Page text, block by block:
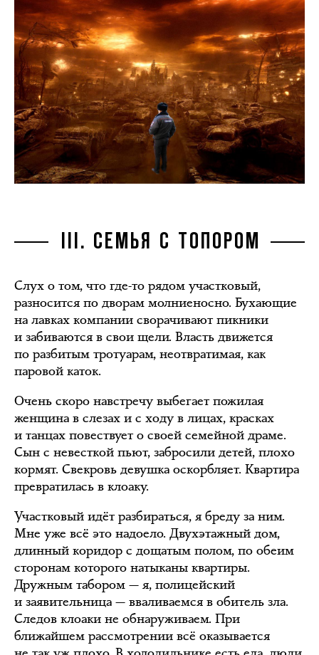
III. СЕМЬЯ С ТОПОРОМ
Слух о том, что где-то рядом участковый,
разносится по дворам молниеносно. Бухающие
на лавках компании сворачивают пикники
и забиваются в свои щели. Власть движется
по разбитым тротуарам, неотвратимая, как
паровой каток.
Очень скоро навстречу выбегает пожилая
женщина в слезах и с ходу в лицах, красках
и танцах повествует о своей семейной драме.
Сын с невесткой пьют, забросили детей, плохо
кормят. Свекровь девушка оскорбляет. Квартира
превратилась в клоаку.
Участковый идёт разбираться, я бреду за ним.
Мне уже всё это надоело. Двухэтажный дом,
длинный коридор с дощатым полом, по обеим
сторонам которого натыканы квартиры.
Дружным табором — я, полицейский
и заявительница — вваливаемся в обитель зла.
Следов клоаки не обнаруживаем. При
ближайшем рассмотрении всё оказывается